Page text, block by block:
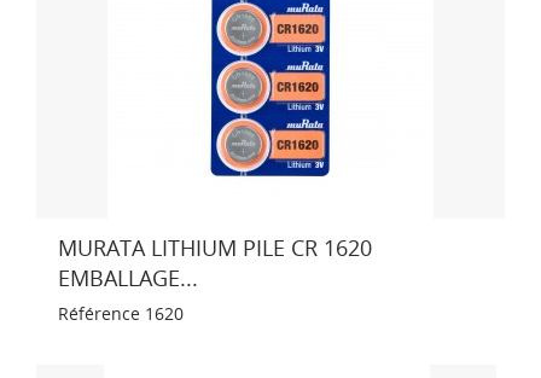
MURATA LITHIUM PILE CR 1620
EMBALLAGE...
Référence 1620